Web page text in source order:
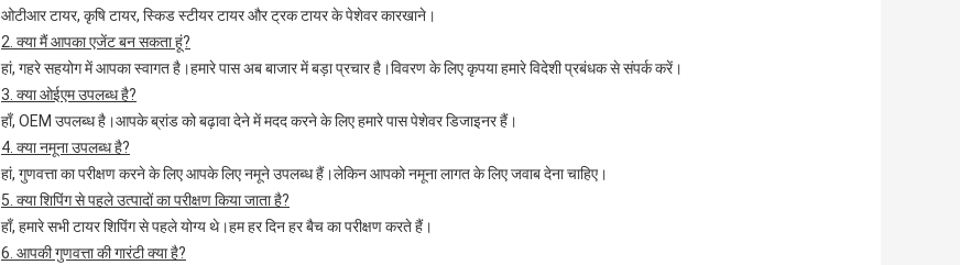
ओटीआर टायर, कृषि टायर, स्किड स्टीयर टायर और ट्रक टायर के पेशेवर कारखाने।
2. क्या मैं आपका एजेंट बन सकता हूं?
हां, गहरे सहयोग में आपका स्वागत है।हमारे पास अब बाजार में बड़ा प्रचार है।विवरण के लिए कृपया हमारे विदेशी प्रबंधक से संपर्क करें।
3. क्या ओईएम उपलब्ध है?
हाँ, OEM उपलब्ध है।आपके ब्रांड को बढ़ावा देने में मदद करने के लिए हमारे पास पेशेवर डिजाइनर हैं।
4. क्या नमूना उपलब्ध है?
हां, गुणवत्ता का परीक्षण करने के लिए आपके लिए नमूने उपलब्ध हैं।लेकिन आपको नमूना लागत के लिए जवाब देना चाहिए।
5. क्या शिपिंग से पहले उत्पादों का परीक्षण किया जाता है?
हाँ, हमारे सभी टायर शिपिंग से पहले योग्य थे।हम हर दिन हर बैच का परीक्षण करते हैं।
6. आपकी गुणवत्ता की गारंटी क्या है?